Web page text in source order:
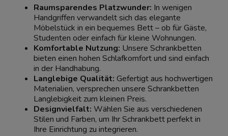
Raumsparendes Platzwunder: In wenigen
Handgriffen verwandelt sich das elegante
Möbelstück in ein bequemes Bett – ob für Gäste,
Studenten oder einfach für kleine Wohnungen.
Komfortable Nutzung: Unsere Schrankbetten
bieten einen hohen Schlafkomfort und sind einfach
in der Handhabung.
Langlebige Qualität: Gefertigt aus hochwertigen
Materialien, versprechen unsere Schrankbetten
Langlebigkeit zum kleinen Preis.
Designvielfalt: Wählen Sie aus verschiedenen
Stilen und Farben, um Ihr Schrankbett perfekt in
Ihre Einrichtung zu integrieren.